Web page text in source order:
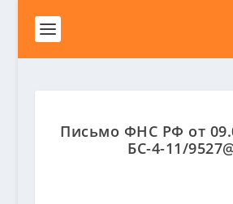
Письмо ФНС РФ от
БС-4-11/